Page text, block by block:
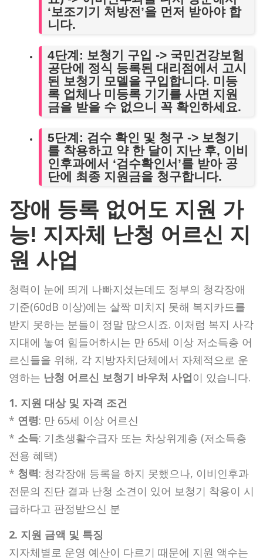
‘보조기기 처방전’을 먼저 받아야 합
니다.
4단계: 보청기 구입 -> 국민건강보험
공단에 정식 등록된 대리점에서 고시
된 보청기 모델 을 구입합니다. 미등
록 업체나 미등록 기기를 사면 지원
금을 받을 수 없으니 꼭 확인하세요.
5단계: 검수 확인 및 청구 -> 보청기
를 착용하고 약 한 달이 지난 후, 이비
인후과에서 ‘검수확인서’를 받아 공
단에 최종 지원금을 청구합니다.
장애 등록 없어도 지원 가
능! 지자체 난청 어르신 지
원 사업
청력이 눈에 띄게 나빠지셨는데도 정부의 청각장애
기준(60dB 이상)에는 살짝 미치지 못해 복지카드를
받지 못하는 분들이 정말 많으시죠. 이처럼 복지 사각
지대에 놓여 힘들어하시는 만 65세 이상 저소득층 어
르신들을 위해, 각 지방자치단체에서 자체적으로 운
영하는 난청 어르신 보청기 바우처 사업이 있습니다.
1. 지원 대상 및 자격 조건
* 연령: 만 65세 이상 어르신
* 소득: 기초생활수급자 또는 차상위계층 (저소득층
전용 혜택)
* 청력: 청각장애 등록을 하지 못했으나, 이비인후과
전문의 진단 결과 난청 소견이 있어 보청기 착용이 시
급하다고 판정받으신 분
2. 지원 금액 및 특징
지자체별로 운영 예산이 다르기 때문에 지원 액수는